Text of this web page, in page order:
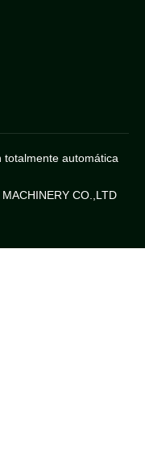
totalmente automática
CO.,LTD